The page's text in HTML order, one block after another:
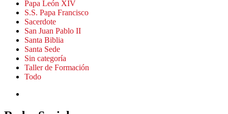
Papa León XIV
S.S. Papa Francisco
Sacerdote
San Juan Pablo II
Santa Biblia
Santa Sede
Sin categoría
Taller de Formación
Todo